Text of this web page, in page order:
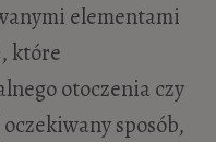
elementami
które
otoczenia czy
sposób,